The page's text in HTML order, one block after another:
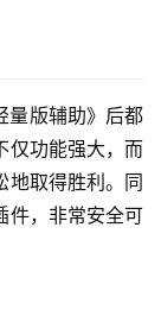
量版辅助》后都
仅功能强大，而
地取得胜利。同
件，非常安全可